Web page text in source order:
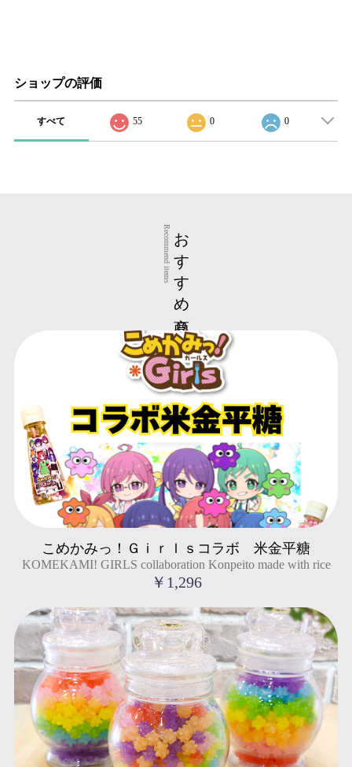
ショップの評価
すべて 55 0 0
おすすめ商品
Recommend items
" title="こめかみっ！Ｇｉｒｌｓコラボ 米金平糖
KOMEKAMI! GIRLS collaboration Konpeito made with rice
">
こめかみっ！Ｇｉｒｌｓコラボ 米金平糖
KOMEKAMI! GIRLS collaboration Konpeito made with rice
￥1,296